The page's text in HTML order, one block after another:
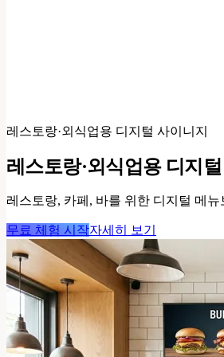
레스토랑·외식업용 디지털 사이니지
레스토랑·외식업용 디지
레스토랑, 카페, 바를 위한 디지털 메
무료 체험 시작자세히 보기